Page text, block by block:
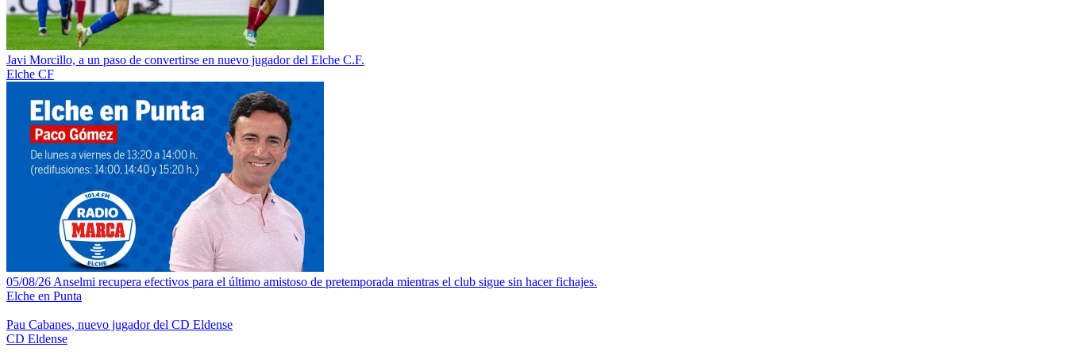
Javi Morcillo, a un paso de convertirse en nuevo jugador del Elche C.F.
Elche CF
05/08/26 Anselmi recupera efectivos para el último amistoso de pretemporada mientras el club sigue sin hacer fichajes.
Elche en Punta
Pau Cabanes, nuevo jugador del CD Eldense
CD Eldense